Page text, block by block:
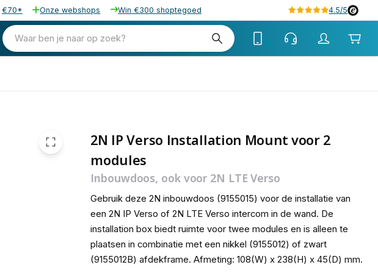
€70* Onze webshops Win €300 shoptegoed 4.5/5
Waar ben je naar op zoek?
2N IP Verso Installation Mount voor 2
modules
Inbouwdoos, ook voor 2N LTE Verso
Gebruik deze 2N inbouwdoos (9155015) voor de installatie van
een 2N IP Verso of 2N LTE Verso intercom in de wand. De
installation box biedt ruimte voor twee modules en is alleen te
plaatsen in combinatie met een nikkel (9155012) of zwart
(9155012B) afdekframe. Afmeting: 108(W) x 238(H) x 45(D) mm.
43,27 excl. btw
52,36 incl. btw